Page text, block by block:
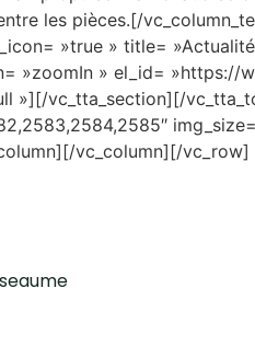
les pièces.[/
»true » title=
»zoomIn » el_id= »https://
»][/vc_tta_section][/
vc_column][/vc_row]